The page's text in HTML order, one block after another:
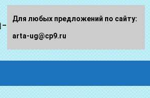
ug.ru
Для любых предложений по сайту:
arta-ug@cp9.ru